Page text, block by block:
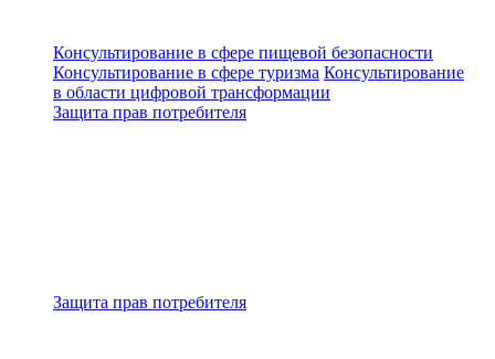
Консультирование в сфере пищевой безопасности
Консультирование в сфере туризма Консультирование
в области цифровой трансформации
Защита прав потребителя
Защита прав потребителя